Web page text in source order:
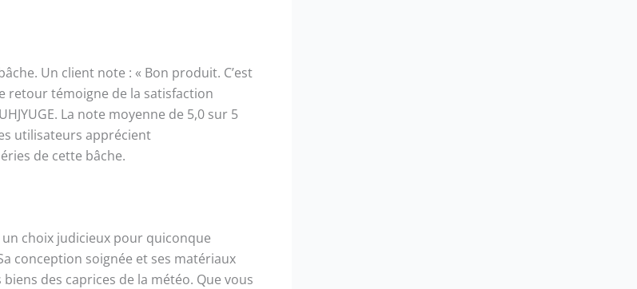
Un client note : « Bon produit. C’est
retour témoigne de la satisfaction
La note moyenne de 5,0 sur 5
utilisateurs apprécient
de cette bâche.
un choix judicieux pour quiconque
conception soignée et ses matériaux
des caprices de la météo. Que vous